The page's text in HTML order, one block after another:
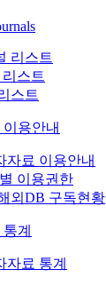
리스트
스트
스트
용안내
자료 이용안내
이용권한
외DB 구독현황
계
자료 통계